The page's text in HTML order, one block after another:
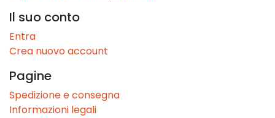
Il suo conto
Entra
Crea nuovo account
Pagine
Spedizione e consegna
Informazioni legali